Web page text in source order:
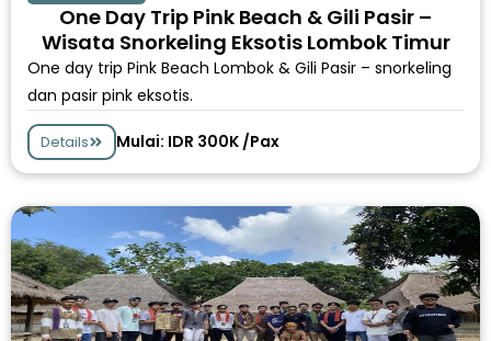
One Day Trip Pink Beach & Gili Pasir –
Wisata Snorkeling Eksotis Lombok Timur
One day trip Pink Beach Lombok & Gili Pasir – snorkeling
dan pasir pink eksotis.
Details Mulai: IDR 300K /Pax